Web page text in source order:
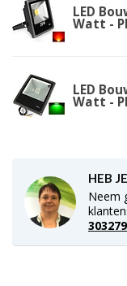
LED
Watt -
LED
Watt -
HEB
Neem